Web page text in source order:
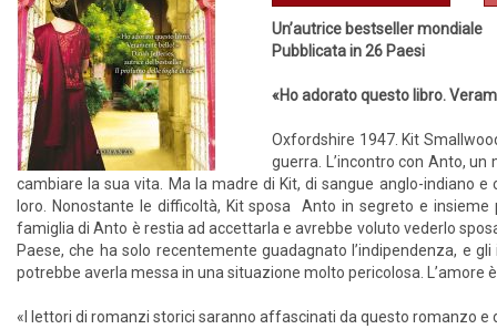
Un’autrice bestseller mondiale
Pubblicata in 26 Paesi
«Ho adorato questo libro.
Oxfordshire 1947. Kit
guerra. L’incontro con Anto,
cambiare la sua vita. Ma la madre di Kit, di sangue anglo-indiano
loro. Nonostante le difficoltà, Kit sposa Anto in segreto e
famiglia di Anto è restia ad accettarla e avrebbe voluto vederlo
Paese, che ha solo recentemente guadagnato l’indipendenza, e
potrebbe averla messa in una situazione molto pericolosa. L’amore
«I lettori di romanzi storici saranno affascinati da questo romanzo